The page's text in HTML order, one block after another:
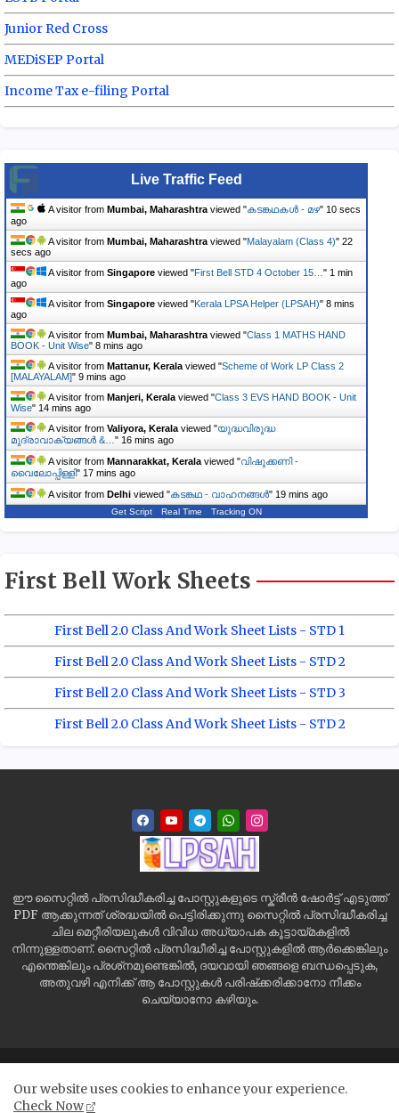
Junior Red Cross
MEDiSEP Portal
Income Tax e-filing Portal
Live Traffic Feed
A visitor from Mumbai, Maharashtra viewed "കടങ്കഥകൾ - മഴ" 11 secs
ago
A visitor from Mumbai, Maharashtra viewed "Malayalam (Class 4)" 23
secs ago
A visitor from Singapore viewed "First Bell STD 4 October 15… " 1 min
ago
A visitor from Singapore viewed "Kerala LPSA Helper (LPSAH)" 8 mins
ago
A visitor from Mumbai, Maharashtra viewed "Class 1 MATHS HAND
BOOK - Unit Wise" 8 mins ago
A visitor from Mattanur, Kerala viewed "Scheme of Work LP Class 2
[MALAYALAM]" 9 mins ago
A visitor from Manjeri, Kerala viewed "Class 3 EVS HAND BOOK - Unit
Wise" 14 mins ago
A visitor from Valiyora, Kerala viewed "യുദ്ധവിരുദ്ധ
മുദ്രാവാക്യങ്ങൾ &… " 16 mins ago
A visitor from Mannarakkat, Kerala viewed "വിഷുക്കണി -
വൈലോപ്പിള്ളി" 17 mins ago
A visitor from Delhi viewed "കടങ്കഥ - വാഹനങ്ങൾ" 19 mins ago
Get Script Real Time Tracking ON
First Bell Work Sheets
First Bell 2.0 Class And Work Sheet Lists - STD 1
First Bell 2.0 Class And Work Sheet Lists - STD 2
First Bell 2.0 Class And Work Sheet Lists - STD 3
First Bell 2.0 Class And Work Sheet Lists - STD 2
ഈ സൈറ്റിൽ പ്രസിദ്ധീകരിച്ച പോസ്റ്റുകളുടെ സ്ക്രീൻ ഷോർട്ട് എടുത്ത്
PDF ആക്കുന്നത് ശ്രദ്ധയിൽ പെട്ടിരിക്കുന്നു സൈറ്റിൽ പ്രസിദ്ധീകരിച്ച
ചില മെറ്റീരിയലുകൾ വിവിധ അധ്യാപക കൂട്ടായ്മകളിൽ
നിന്നുള്ളതാണ്. സൈറ്റിൽ പ്രസിദ്ധീരിച്ച പോസ്റ്റുകളിൽ ആർക്കെങ്കിലും
എന്തെങ്കിലും പ്രശ്‌നമുണ്ടെങ്കിൽ, ദയവായി ഞങ്ങളെ ബന്ധപ്പെടുക,
അതുവഴി എനിക്ക് ആ പോസ്റ്റുകൾ പരിഷ്‌ക്കരിക്കാനോ നീക്കം
ചെയ്യാനോ കഴിയും.
Disclaimer
Our website uses cookies to enhance your experience.
Check Now